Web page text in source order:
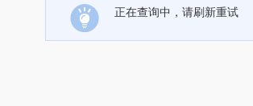
正在查询中，请刷新重试